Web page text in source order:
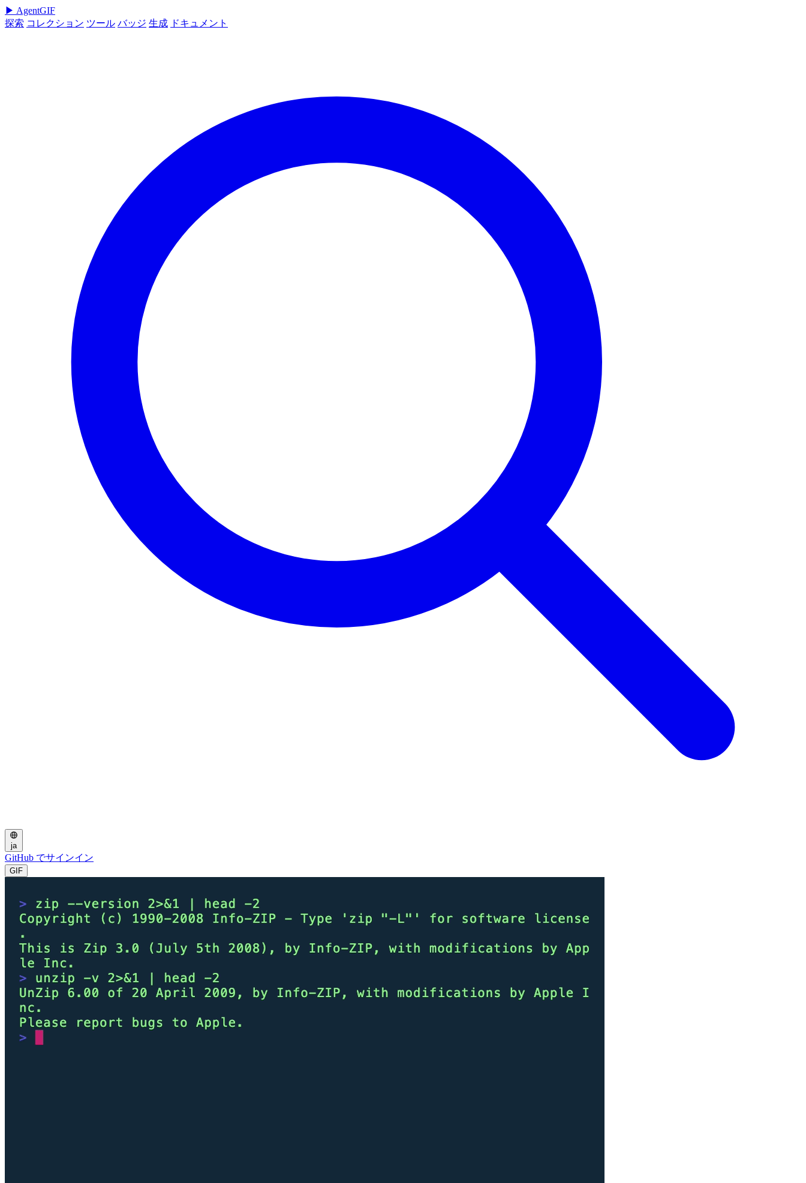
▶ AgentGIF
探索 コレクション ツール バッジ 生成 ドキュメント
ja
GitHub でサインイン
GIF